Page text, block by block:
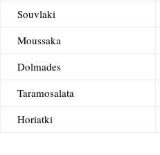
Souvlaki
Moussaka
Dolmades
Taramosalata
Horiatki